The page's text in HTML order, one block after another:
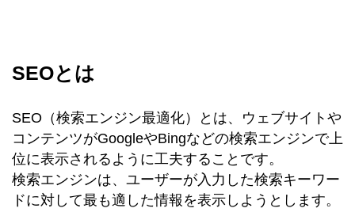
SEOとは
SEO（検索エンジン最適化）とは、ウェブサイトや
コンテンツがGoogleやBingなどの検索エンジンで上
位に表示されるように工夫することです。
検索エンジンは、ユーザーが入力した検索キーワー
ドに対して最も適した情報を表示しようとします。